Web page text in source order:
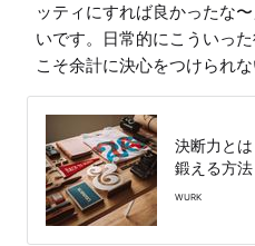
ッティにすれば良かったな
いです。日常的にこういっ
こそ余計に決心をつけられな
決断力と
鍛える方法
WURK